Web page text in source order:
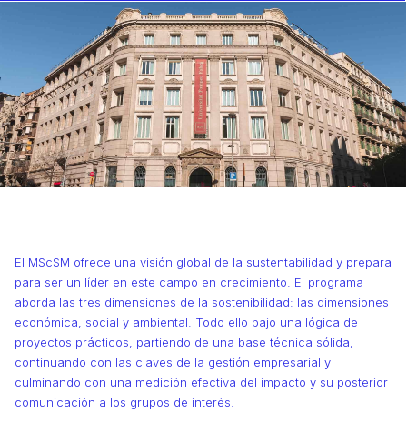
El MScSM ofrece una visión global de la sustentabilidad y prepara
para ser un líder en este campo en crecimiento. El programa
aborda las tres dimensiones de la sostenibilidad: las dimensiones
económica, social y ambiental. Todo ello bajo una lógica de
proyectos prácticos, partiendo de una base técnica sólida,
continuando con las claves de la gestión empresarial y
culminando con una medición efectiva del impacto y su posterior
comunicación a los grupos de interés.